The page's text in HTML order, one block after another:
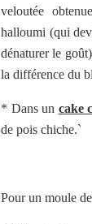
veloutée
halloumi (qui
dénaturer le
la différence du
* Dans un cake
de pois chiche.`
Pour un moule